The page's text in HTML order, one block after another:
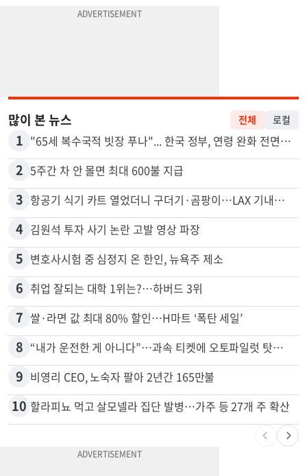
많이 본 뉴스
1
2 5주간 차 안 몰면 최대 600불 지급
3
4 김원석 투자 사기 논란 고발 영상 파장
5 변호사시험 중 심정지 온 한인, 뉴욕주 제소
6 취업 잘되는 대학 1위는?…하버드 3위
7 쌀·라면 값 최대 80% 할인…H마트 ‘폭탄 세일’
8
9 비영리 CEO, 노숙자 팔아 2년간 165만불
할라피뇨 먹고 살모넬라 집단 발병…가주 등 27개 주 확산